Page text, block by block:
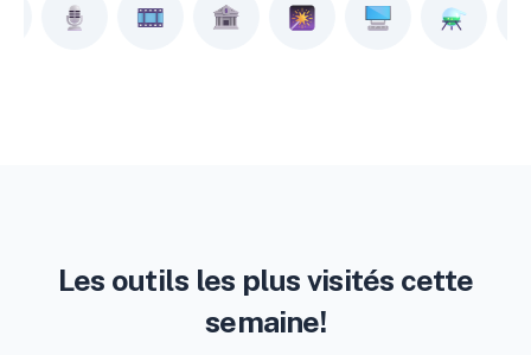
Les outils les plus visités cette
semaine!